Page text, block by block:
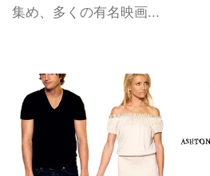
集め、多くの有名映画...